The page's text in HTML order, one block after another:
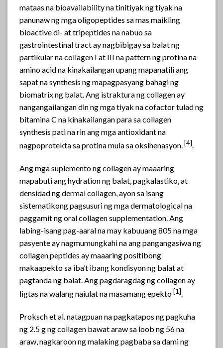
mataas na bioavailability na tinitiyak ng tiyak na
panunaw ng mga oligopeptides sa mas maikling
bioactive di- at tripeptides na nabuo sa
gastrointestinal tract ay nagbibigay sa balat ng
partikular na collagen I at III na pattern ng protina na
amino acid na kinakailangan upang mapanatili ang
sapat na synthesis ng mapagpasyang bahagi ng
biomatrix ng balat. Ang istraktura ng collagen ay
nangangailangan din ng mga tiyak na cofactor tulad ng
bitamina C na kinakailangan para sa collagen
synthesis pati na rin ang mga antioxidant na
nagpoprotekta sa protina mula sa oksihenasyon.[4].
Ang mga suplemento ng collagen ay maaaring
mapabuti ang hydration ng balat, pagkalastiko, at
densidad ng dermal collagen, ayon sa isang
sistematikong pagsusuri ng mga dermatological na
paggamit ng oral collagen supplementation. Ang
labing-isang pag-aaral na may kabuuang 805 na mga
pasyente ay nagmumungkahi na ang pangangasiwa ng
collagen peptides ay maaaring positibong
makaapekto sa iba’t ibang kondisyon ng balat at
pagtanda ng balat. Ang pagdaragdag ng collagen ay
ligtas na walang naiulat na masamang epekto [1].
Proksch et al. natagpuan na pagkatapos ng pagkuha
ng 2.5 g ng collagen bawat araw sa loob ng 56 na
araw, nagkaroon ng malaking pagbaba sa dami ng